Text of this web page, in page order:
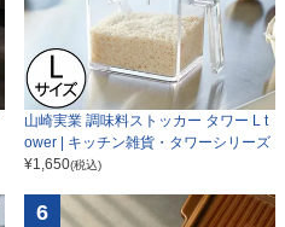
山崎実業 調味料ストッカー タワー L t
ower | キッチン雑貨・タワーシリーズ
¥1,650(税込)
6